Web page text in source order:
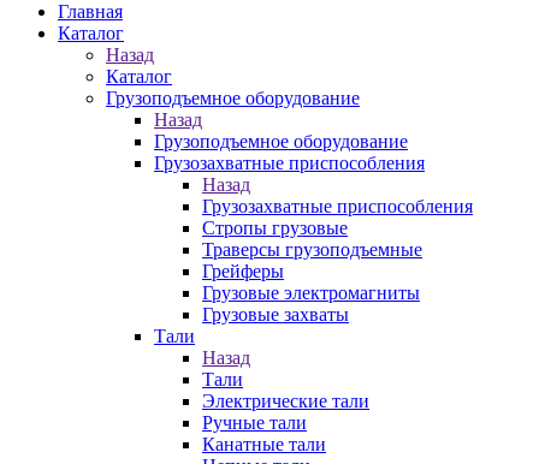
Главная
Каталог
Назад
Каталог
Грузоподъемное оборудование
Назад
Грузоподъемное оборудование
Грузозахватные приспособления
Назад
Грузозахватные приспособления
Стропы грузовые
Траверсы грузоподъемные
Грейферы
Грузовые электромагниты
Грузовые захваты
Тали
Назад
Тали
Электрические тали
Ручные тали
Канатные тали